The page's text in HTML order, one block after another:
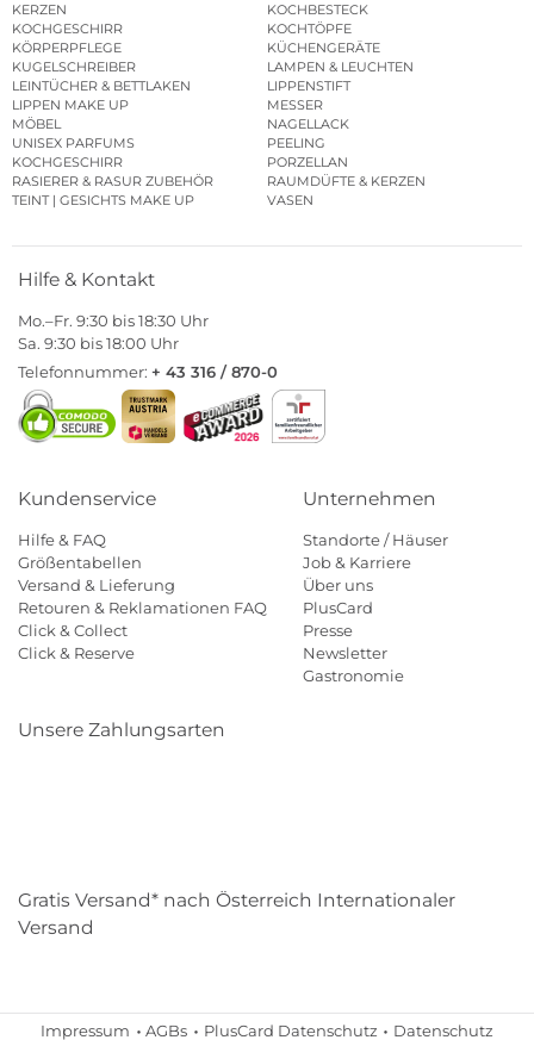
KERZEN
KOCHBESTECK
KOCHGESCHIRR
KOCHTÖPFE
KÖRPERPFLEGE
KÜCHENGERÄTE
KUGELSCHREIBER
LAMPEN & LEUCHTEN
LEINTÜCHER & BETTLAKEN
LIPPENSTIFT
LIPPEN MAKE UP
MESSER
MÖBEL
NAGELLACK
UNISEX PARFUMS
PEELING
KOCHGESCHIRR
PORZELLAN
RASIERER & RASUR ZUBEHÖR
RAUMDÜFTE & KERZEN
TEINT | GESICHTS MAKE UP
VASEN
Hilfe & Kontakt
Mo.–Fr. 9:30 bis 18:30 Uhr
Sa. 9:30 bis 18:00 Uhr
Telefonnummer: + 43 316 / 870-0
Kundenservice
Hilfe & FAQ
Größentabellen
Versand & Lieferung
Retouren & Reklamationen FAQ
Click & Collect
Click & Reserve
Unternehmen
Standorte / Häuser
Job & Karriere
Über uns
PlusCard
Presse
Newsletter
Gastronomie
Unsere Zahlungsarten
Gratis Versand* nach Österreich Internationaler
Versand
Impressum AGBs PlusCard Datenschutz Datenschutz